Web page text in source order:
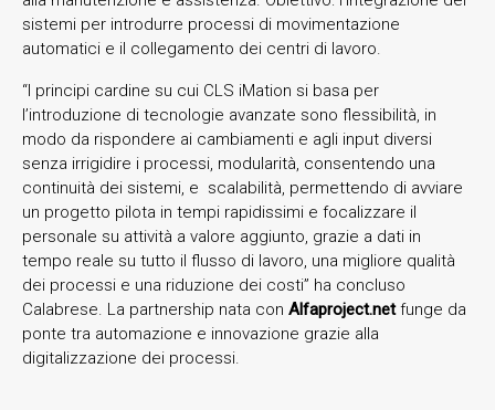
sistemi per introdurre processi di movimentazione
automatici e il collegamento dei centri di lavoro.
“I principi cardine su cui CLS iMation si basa per
l’introduzione di tecnologie avanzate sono flessibilità, in
modo da rispondere ai cambiamenti e agli input diversi
senza irrigidire i processi, modularità, consentendo una
continuità dei sistemi, e scalabilità, permettendo di avviare
un progetto pilota in tempi rapidissimi e focalizzare il
personale su attività a valore aggiunto, grazie a dati in
tempo reale su tutto il flusso di lavoro, una migliore qualità
dei processi e una riduzione dei costi” ha concluso
Calabrese. La partnership nata con Alfaproject.netfunge da
ponte tra automazione e innovazione grazie alla
digitalizzazione dei processi.